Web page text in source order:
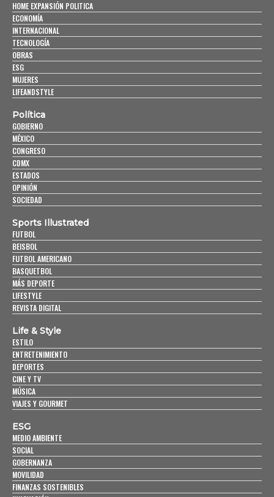
HOME EXPANSIÓN POLITICA
ECONOMÍA
INTERNACIONAL
TECNOLOGÍA
OBRAS
ESG
MUJERES
LIFEANDSTYLE
Política
GOBIERNO
MÉXICO
CONGRESO
CDMX
ESTADOS
OPINIÓN
SOCIEDAD
Sports Illustrated
FUTBOL
BEISBOL
FUTBOL AMERICANO
BASQUETBOL
MÁS DEPORTE
LIFESTYLE
REVISTA DIGITAL
Life & Style
ESTILO
ENTRETENIMIENTO
DEPORTES
CINE Y TV
MÚSICA
VIAJES Y GOURMET
ESG
MEDIO AMBIENTE
SOCIAL
GOBERNANZA
MOVILIDAD
FINANZAS SOSTENIBLES